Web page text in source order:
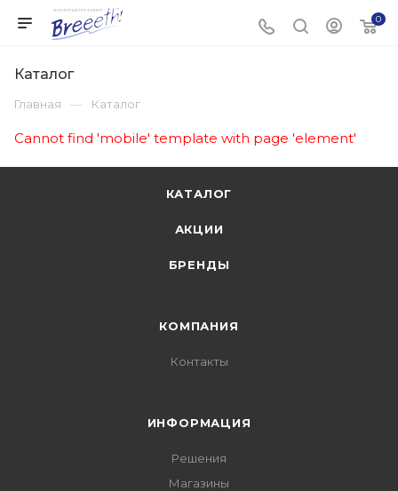
0
Каталог
Главная — Каталог
Cannot find 'mobile' template with page 'element'
КАТАЛОГ
АКЦИИ
БРЕНДЫ
КОМПАНИЯ
Контакты
ИНФОРМАЦИЯ
Решения
Магазины